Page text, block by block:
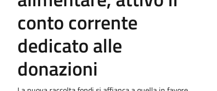
conto corrente
dedicato alle
donazioni